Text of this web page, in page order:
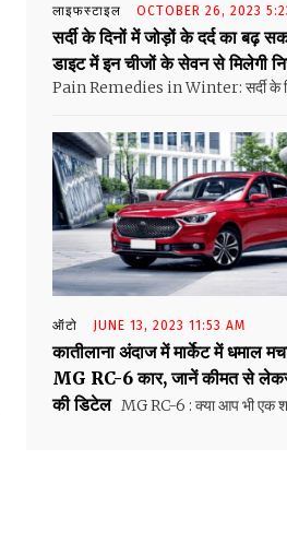
लाइफस्टाइल OCTOBER 26, 2023
सर्दी के दिनों में जोड़ों के दर्द का बढ़
डाइट में इन चीजों के सेवन से मिलेगी
Pain Remedies in Winter: सर्दी के
ऑटो JUNE 13, 2023 11:53 AM
कातीलाना अंदाज में मार्केट में धमाल
MG RC-6 कार, जानें कीमत से
की डिटेल MG RC-6 : क्या आप भी एक